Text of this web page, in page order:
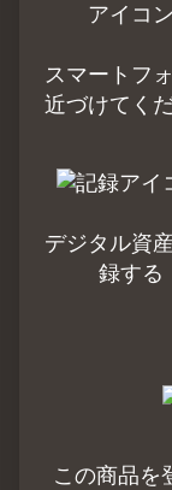
スマートフ
近づけてく
デジタル資
録する
この商品を